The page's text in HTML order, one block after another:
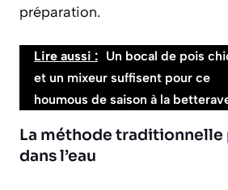
préparation.
Lire aussi : Un bocal de pois
et un mixeur suffisent pour ce
houmous de saison à la
La méthode traditionnelle
dans l’eau